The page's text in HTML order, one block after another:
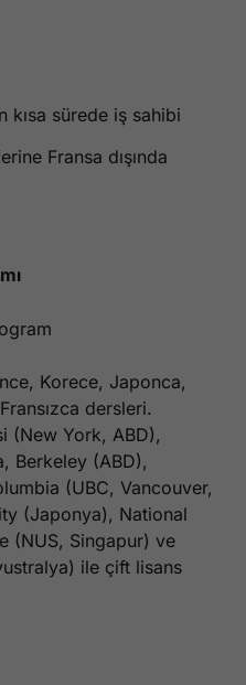
kısa sürede iş sahibi
Fransa dışında
Korece, Japonca,
dersleri.
(New York, ABD),
Berkeley (ABD),
(UBC, Vancouver,
(Japonya), National
(NUS, Singapur) ve
ile çift lisans